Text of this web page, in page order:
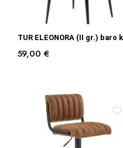
PASIRINKTI SAVYBES
TUR ELEONORA (II gr.) baro
59,00€